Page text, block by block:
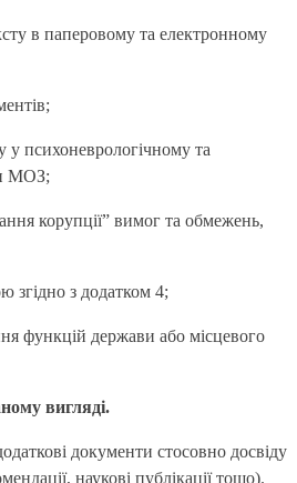
в паперовому та електронному
у психоневрологічному та
МОЗ;
корупції” вимог та обмежень,
згідно з додатком 4;
функцій держави або місцевого
вигляді.
документи стосовно досвіду
наукові публікації тощо).